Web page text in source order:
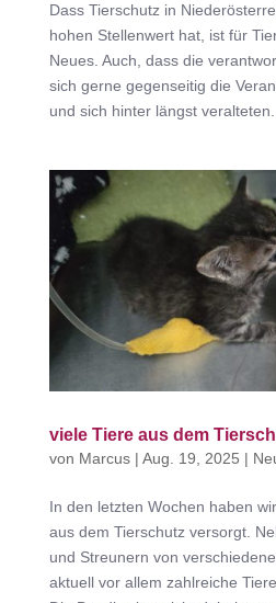
Dass Tierschutz in
hohen Stellenwert hat, ist für
Neues. Auch, dass die
sich gerne gegenseitig die
und sich hinter längst veralteten...
viele Tiere aus dem
von Marcus| Aug. 19, 2025 |
In den letzten Wochen haben
aus dem Tierschutz versorgt.
und Streunern von
aktuell vor allem zahlreiche